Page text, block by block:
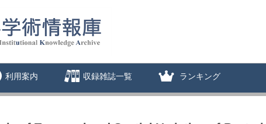
利用案内 収録雑誌一覧 ランキング